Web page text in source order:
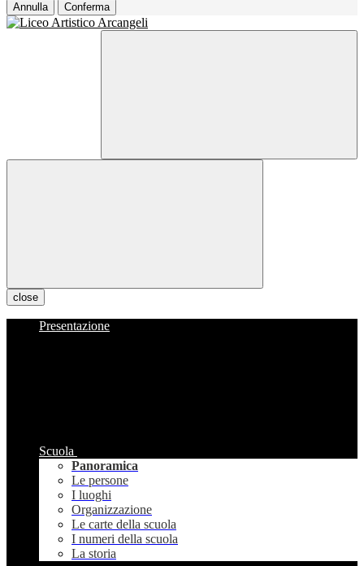
Annulla Conferma
close
Presentazione
Scuola
Panoramica
Le persone
I luoghi
Organizzazione
Le carte della scuola
I numeri della scuola
La storia